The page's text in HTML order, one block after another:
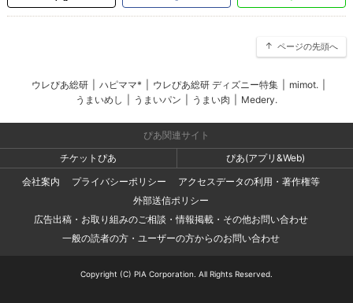
ページの先頭へ
ウレぴあ総研 ハピママ* ウレぴあ総研 ディズニー特集 mimot.
うまいめし
うまいパン うまい肉 Medery.
ぴあ関連サイト
チケットぴあ
ぴあ(アプリ&Web)
会社案内
プライバシーポリシー
アクセスデータの利用・著作権等
外部送信ポリシー
広告出稿・お取り組みのご相談・情報掲載・その他お問い合わせ
一般の読者の方・ユーザーの方からのお問い合わせ
Copyright (C) PIA Corporation. All Rights Reserved.